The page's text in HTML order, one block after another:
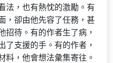
法，也有熱忱的激勵。有
，卻由他先容了任務，甚
招待。有的作者生了病，
了支援的手。有的作者，
料，他會想法彙集寄往。